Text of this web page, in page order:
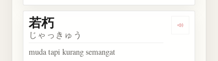
Dengarkan
若朽
じゃっきゅう
muda tapi kurang semangat